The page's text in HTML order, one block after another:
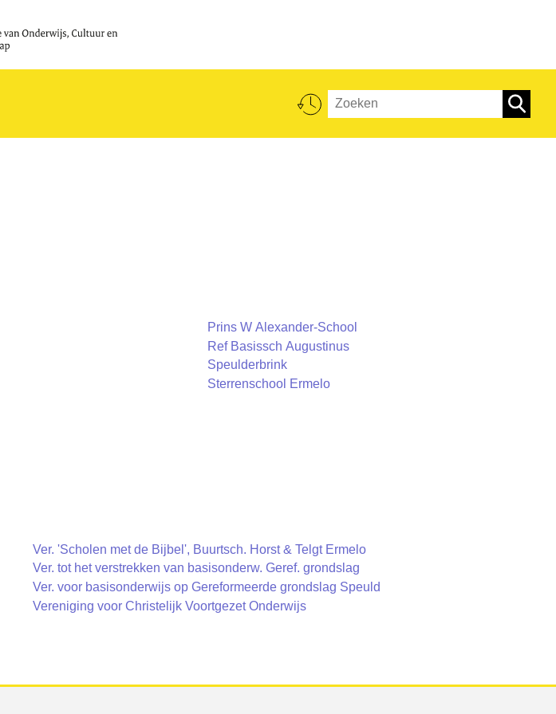
Prins W Alexander-School
Ref Basissch Augustinus
Speulderbrink
Sterrenschool Ermelo
Ver. 'Scholen met de Bijbel', Buurtsch. Horst & Telgt Ermelo
Ver. tot het verstrekken van basisonderw. Geref. grondslag
Ver. voor basisonderwijs op Gereformeerde grondslag Speuld
Vereniging voor Christelijk Voortgezet Onderwijs